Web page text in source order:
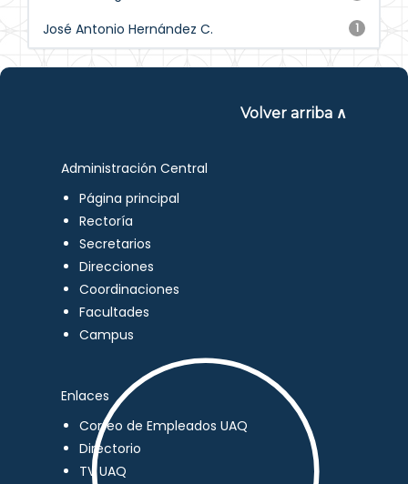
1
José Antonio Hernández C.
Volver arriba ∧
Administración Central
Página principal
Rectoría
Secretarios
Direcciones
Coordinaciones
Facultades
Campus
Enlaces
Correo de Empleados UAQ
Directorio
TV UAQ